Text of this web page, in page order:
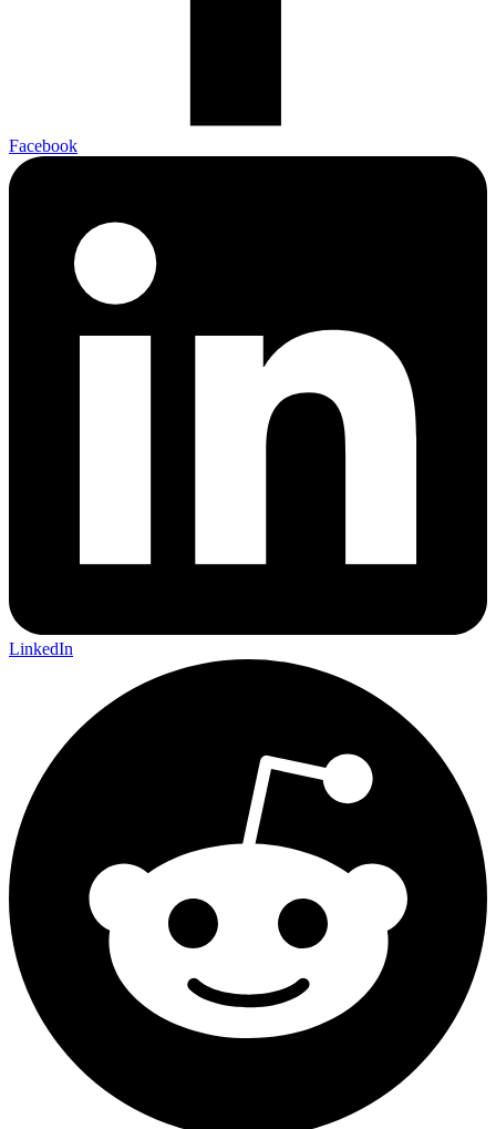
Facebook
LinkedIn